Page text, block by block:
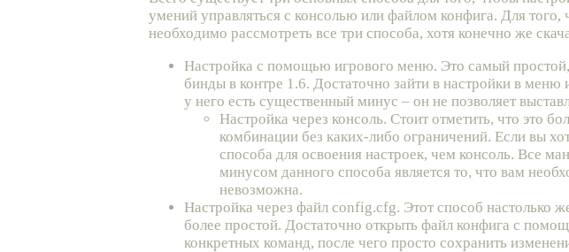
умений управляться с консолью или файлом конфига. Для
необходимо рассмотреть все три способа, хотя конечно же
Настройка с помощью игрового меню. Это самый
бинды в контре 1.6. Достаточно зайти в настройки в меню
у него есть существенный минус – он не позволяет
Настройка через консоль. Стоит отметить, что это
комбинации без каких-либо ограничений. Если вы
способа для освоения настроек, чем консоль. Все
минусом данного способа является то, что вам
невозможна.
Настройка через файл config.cfg. Этот способ
более простой. Достаточно открыть файл конфига с
конкретных команд, после чего просто сохранить